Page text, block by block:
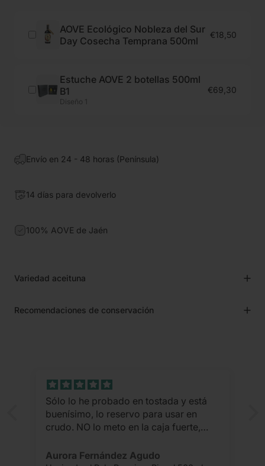
AOVE Ecológico Nobleza del Sur
Day Cosecha Temprana 500ml
€18,50
Estuche AOVE 2 botellas 500ml
B1
Diseño 1
€69,30
Envío en 24 - 48 horas (Península)
14 días para devolverlo
100% AOVE de Jaén
Variedad aceituna
Recomendaciones de conservación
Sólo lo he probado en tostada y está
buenísimo, lo reservo para usar en
crudo. NO lo meto en la caja fuerte,
Aurora Fernández Agudo